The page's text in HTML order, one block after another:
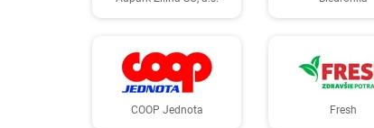
COOP Jednota Fresh